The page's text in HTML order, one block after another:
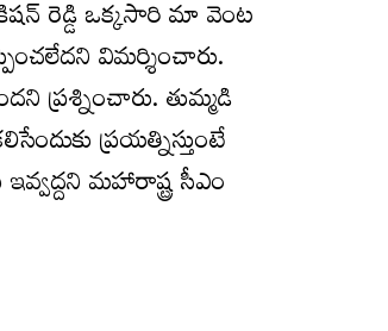
రెడ్డి ఒక్కసారి మా వెంట
విమర్శించారు.
ప్రశ్నించారు. తుమ్మడి
ప్రయత్నిస్తుంటే
మహారాష్ట్ర సీఎం